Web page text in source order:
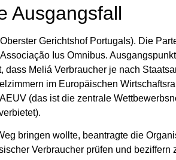
Ausgangsfall
Gerichtshof Portugals). Die
Associação Ius Omnibus.
Meliá Verbraucher je nach
im Europäischen
(das ist die zentrale
bringen wollte, beantragte die
Verbraucher prüfen und beziffern